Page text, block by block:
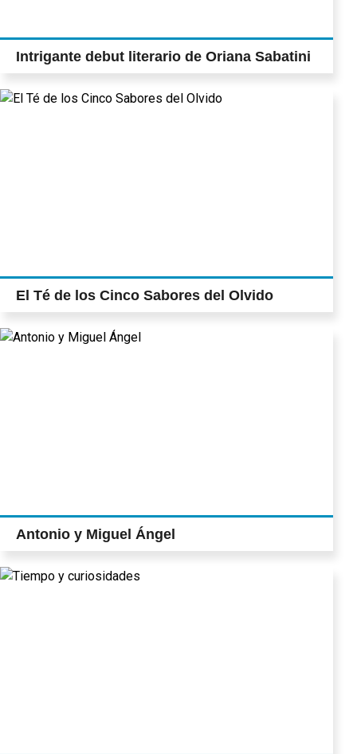
Intrigante debut literario de Oriana Sabatini
El Té de los Cinco Sabores del Olvido
Antonio y Miguel Ángel